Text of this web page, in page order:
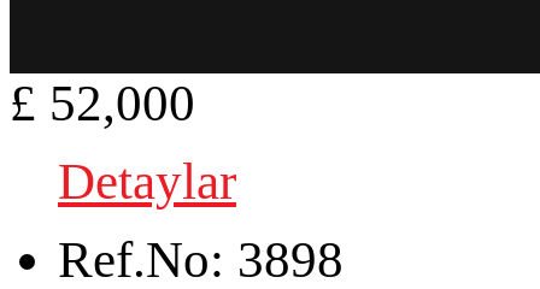
£ 52,000
Detaylar
Ref.No: 3898